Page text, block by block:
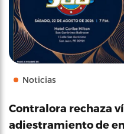
Noticias
Contralora rechaza
adiestramiento de